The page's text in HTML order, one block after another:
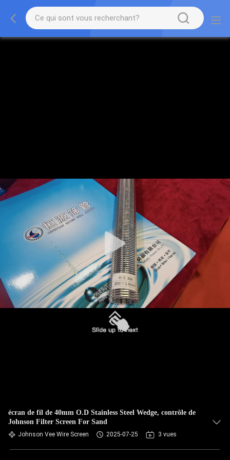
écran de fil de 40mm O.D Stainless Steel Wedge, contrôle de
Johnson Filter Screen For Sand
Johnson Vee Wire Screen 2025-07-25 3 vues